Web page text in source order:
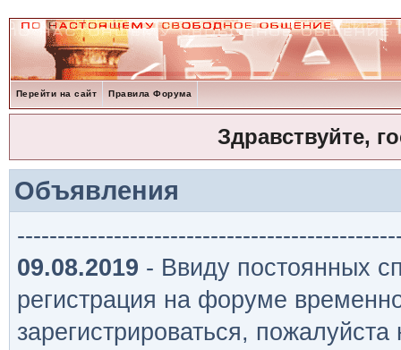
Перейти на сайт Правила Форума
Здравствуйте,
Объявления
09.08.2019 - Ввиду постоянных
регистрация на форуме
зарегистрироваться,